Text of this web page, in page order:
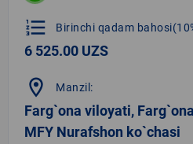
format_list_numbered Birinchi qadam
6 525.00 UZS
location_on Manzil:
Farg`ona viloyati,
MFY Nurafshon ko`chasi